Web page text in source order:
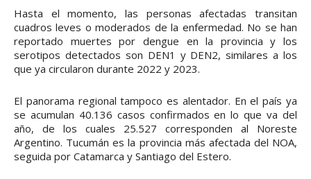
Hasta el momento, las personas afectadas transitan
cuadros leves o moderados de la enfermedad. No se han
reportado muertes por dengue en la provincia y los
serotipos detectados son DEN1 y DEN2, similares a los
que ya circularon durante 2022 y 2023.
El panorama regional tampoco es alentador. En el país ya
se acumulan 40.136 casos confirmados en lo que va del
año, de los cuales 25.527 corresponden al Noreste
Argentino. Tucumán es la provincia más afectada del NOA,
seguida por Catamarca y Santiago del Estero.